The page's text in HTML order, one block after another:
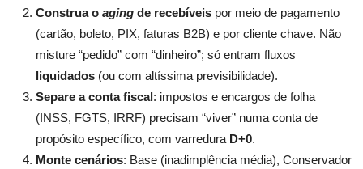
Construa o aging de recebíveis por meio de pagamento
(cartão, boleto, PIX, faturas B2B) e por cliente chave. Não
misture “pedido” com “dinheiro”; só entram fluxos
liquidados (ou com altíssima previsibilidade).
Separe a conta fiscal: impostos e encargos de folha
(INSS, FGTS, IRRF) precisam “viver” numa conta de
propósito específico, com varredura D+0.
Monte cenários: Base (inadimplência média), Conservador